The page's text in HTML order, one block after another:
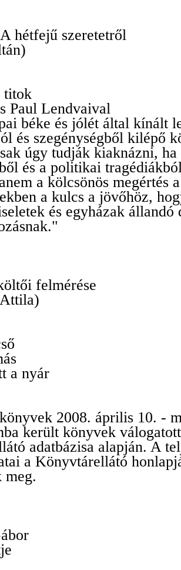
hétfejű szeretetről
titok
Paul Lendvaival
béke és jólét által kínált
és szegénységből kilépő
úgy tudják kiaknázni,
és a politikai
a kölcsönös megértés
a kulcs a jövőhöz,
és egyházak
felmérése
a nyár
2008. április 10. -
került könyvek
adatbázisa alapján. A
a Könyvtárellátó
meg.